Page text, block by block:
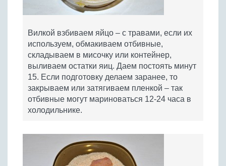
Вилкой взбиваем яйцо – с травами, если их
используем, обмакиваем отбивные,
складываем в мисочку или контейнер,
выливаем остатки яиц. Даем постоять минут
15. Если подготовку делаем заранее, то
закрываем или затягиваем пленкой – так
отбивные могут мариноваться 12-24 часа в
холодильнике.